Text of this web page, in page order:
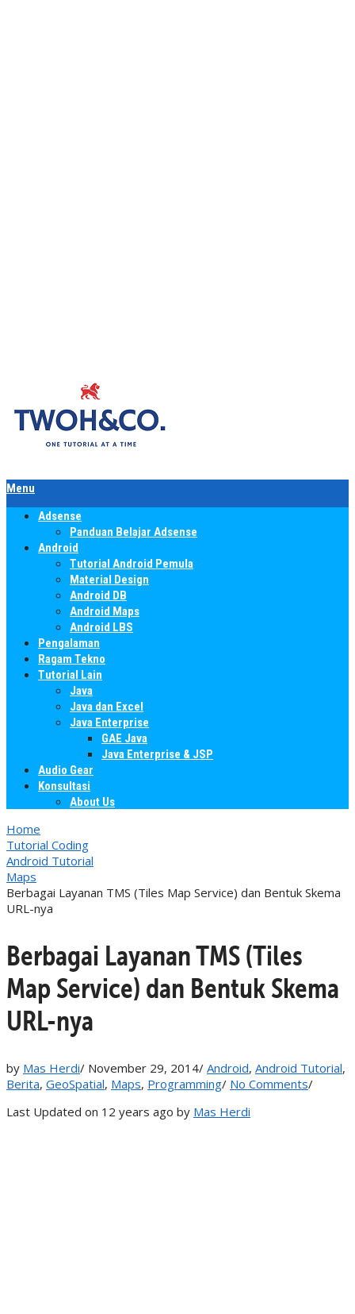
Menu
Adsense
Panduan Belajar Adsense
Android
Tutorial Android Pemula
Material Design
Android DB
Android Maps
Android LBS
Pengalaman
Ragam Tekno
Tutorial Lain
Java
Java dan Excel
Java Enterprise
GAE Java
Java Enterprise & JSP
Audio Gear
Konsultasi
About Us
Home
Tutorial Coding
Android Tutorial
Maps
Berbagai Layanan TMS (Tiles Map Service) dan Bentuk Skema
URL-nya
Berbagai Layanan TMS (Tiles
Map Service) dan Bentuk Skema
URL-nya
by Mas Herdi/ November 29, 2014/ Android, Android Tutorial,
Berita, GeoSpatial, Maps, Programming/ No Comments/
Last Updated on 12 years ago by Mas Herdi